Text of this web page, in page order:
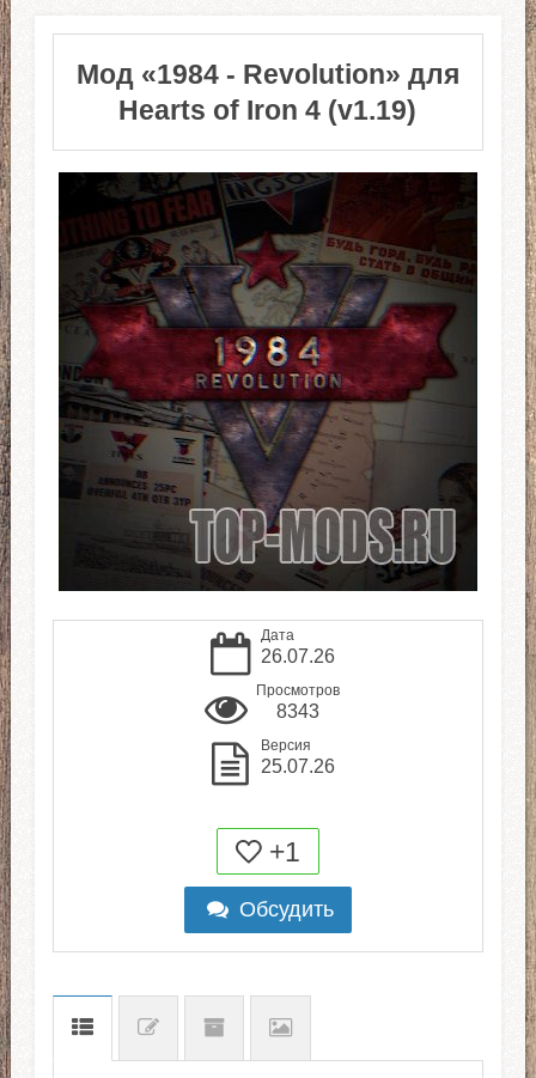
Мод «1984 - Revolution» для
Hearts of Iron 4 (v1.19)
Дата
26.07.26
Просмотров
8343
Версия
25.07.26
+1
Обсудить